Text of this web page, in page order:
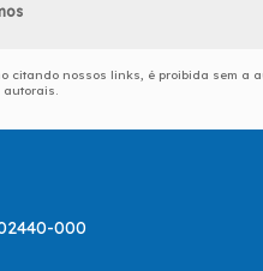
citando nossos links, é proibida sem a
autorais.
000